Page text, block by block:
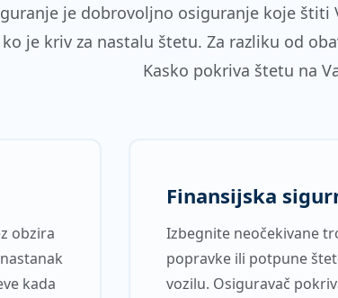
je dobrovoljno osiguranje koje štiti
je kriv za nastalu štetu. Za razliku od
Kasko pokriva štetu na
obzira
kada
Finansijska
Izbegnite neočekivane
popravke ili potpune
vozilu. Osiguravač